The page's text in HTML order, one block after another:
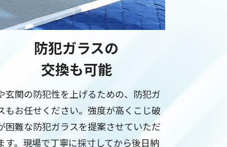
防犯ガラスの
交換も可能
玄関の防犯性を上げるための、防犯ガ
もお任せください。強度が高くこじ破
困難な防犯ガラスを提案させていただ
す。現場で丁寧に採寸してから後日納